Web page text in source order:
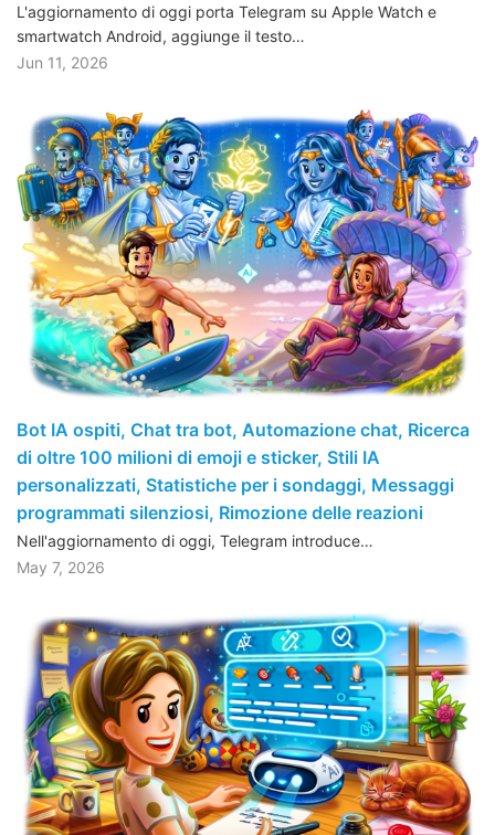
L'aggiornamento di oggi porta Telegram su Apple Watch e
smartwatch Android, aggiunge il testo…
Jun 11, 2026
Bot IA ospiti, Chat tra bot, Automazione chat, Ricerca
di oltre 100 milioni di emoji e sticker, Stili IA
personalizzati, Statistiche per i sondaggi, Messaggi
programmati silenziosi, Rimozione delle reazioni
Nell'aggiornamento di oggi, Telegram introduce…
May 7, 2026